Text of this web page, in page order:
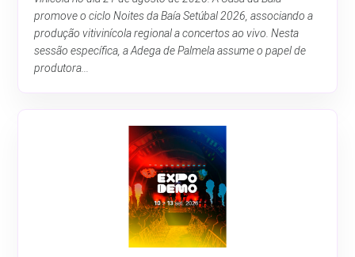
promove o ciclo Noites da Baía Setúbal 2026, associando a
produção vitivinícola regional a concertos ao vivo. Nesta
sessão específica, a Adega de Palmela assume o papel de
produtora...